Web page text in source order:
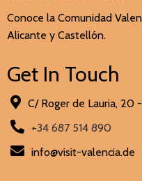
Conoce la Comunidad
Alicante y Castellón.
Get In Touch
C/ Roger de Lauria, 20
+34 687 514 890
info@visit-valencia.de